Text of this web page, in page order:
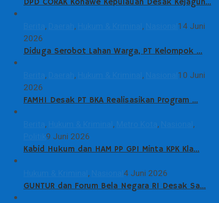
, , ,
14 Juni
2026
Diduga Serobot Lahan Warga, PT Kelompok …
, , ,
10 Juni
2026
FAMHI Desak PT BKA Realisasikan Program …
, , ,
,
9 Juni 2026
Kabid Hukum dan HAM PP GPI Minta KPK Kla…
, 4 Juni 2026
GUNTUR dan Forum Bela Negara RI Desak Sa…